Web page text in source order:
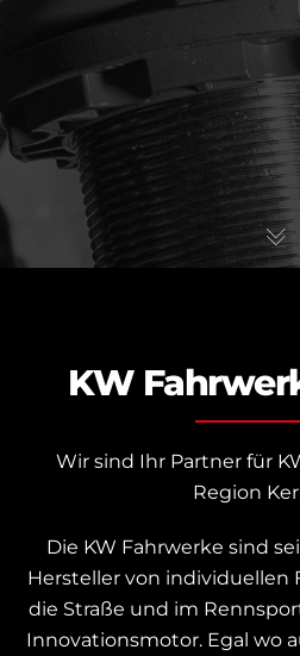
KW
Wir sind Ihr Partner für
Region
Die KW Fahrwerke sind
Hersteller von individuellen
die Straße und im
Innovationsmotor. Egal wo